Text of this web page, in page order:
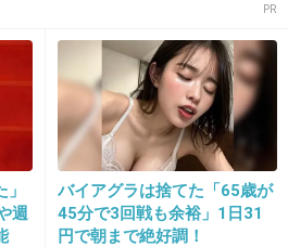
ほうがいい
PR
週
バイアグラは捨てた「65歳が
45分で3回戦も余裕」1日31
円で朝まで絶好調！